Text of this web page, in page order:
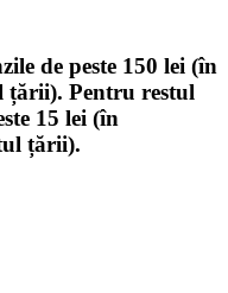
de peste 150 lei (în
țării). Pentru restul
15 lei (în
țării).